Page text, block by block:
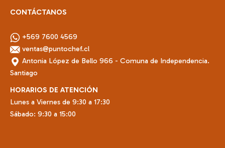
CONTÁCTANOS
+569 7600 4569
ventas@puntochef.cl
Antonia López de Bello 966 - Comuna de Independencia.
Santiago
HORARIOS DE ATENCIÓN
Lunes a Viernes de 9:30 a 17:30
Sábado: 9:30 a 15:00